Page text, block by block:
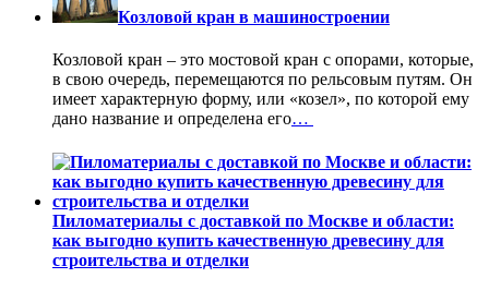
Козловой кран в машиностроении
Козловой кран – это мостовой кран с опорами, которые,
в свою очередь, перемещаются по рельсовым путям. Он
имеет характерную форму, или «козел», по которой ему
дано название и определена его…
Пиломатериалы с доставкой по Москве и области:
как выгодно купить качественную древесину для
строительства и отделки